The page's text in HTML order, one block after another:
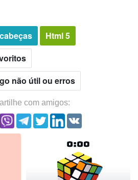
Html 5
não útil ou erros
com amigos: